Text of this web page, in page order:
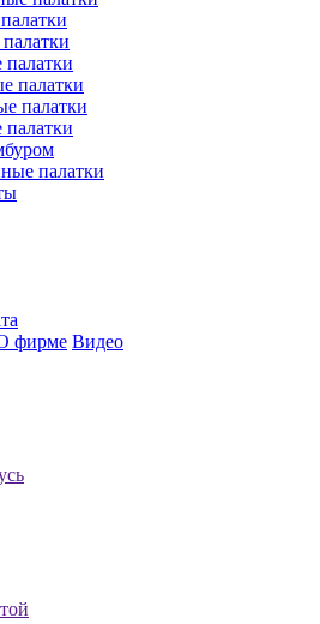
палатки
палатки
палатки
фирме Видео